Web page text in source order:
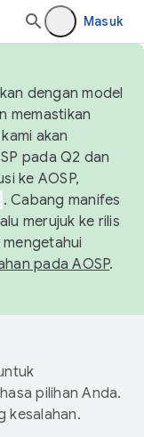
Masuk
dengan model
memastikan
akan
pada Q2 dan
ke AOSP,
. Cabang manifes
merujuk ke rilis
pada AOSP.
pilihan Anda.
kesalahan.